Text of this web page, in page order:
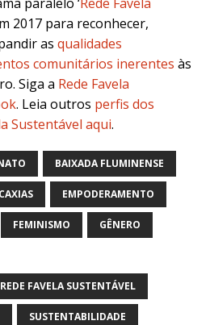
2017 para reconhecer,
as qualidades
comunitários inerentes às
Siga a Rede Favela
. Leia outros perfis dos
Sustentável aqui.
BAIXADA FLUMINENSE
EMPODERAMENTO
FEMINISMO GÊNERO
FAVELA SUSTENTÁVEL
SUSTENTABILIDADE